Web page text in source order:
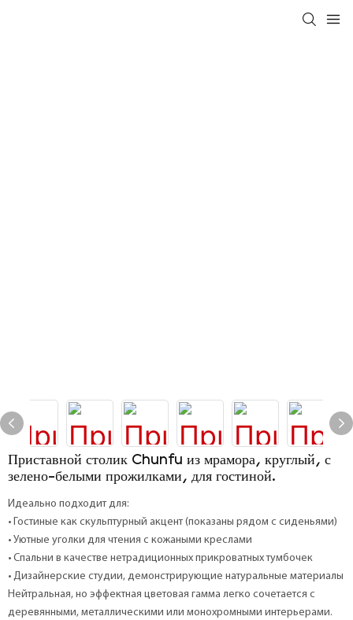
Приставной столик Chunfu из мрамора, круглый, с
зелено-белыми прожилками, для гостиной.
Идеально подходит для:
• Гостиные как скульптурный акцент (показаны рядом с сиденьями)
• Уютные уголки для чтения с кожаными креслами
• Спальни в качестве нетрадиционных прикроватных тумбочек
• Дизайнерские студии, демонстрирующие натуральные материалы
Нейтральная, но эффектная цветовая гамма легко сочетается с
деревянными, металлическими или монохромными интерьерами.